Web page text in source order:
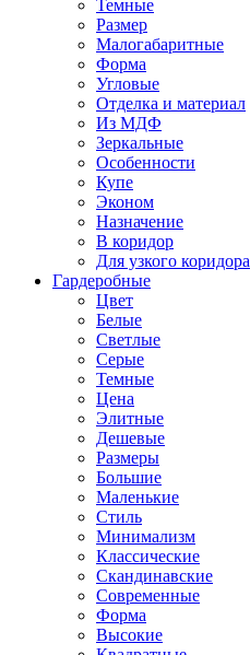
Темные
Размер
Малогабаритные
Форма
Угловые
Отделка и материал
Из МДФ
Зеркальные
Особенности
Купе
Эконом
Назначение
В коридор
Для узкого коридора
Гардеробные
Цвет
Белые
Светлые
Серые
Темные
Цена
Элитные
Дешевые
Размеры
Большие
Маленькие
Стиль
Минимализм
Классические
Скандинавские
Современные
Форма
Высокие